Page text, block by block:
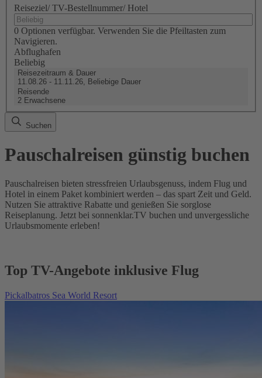
Reiseziel/ TV-Bestellnummer/ Hotel
0 Optionen verfügbar. Verwenden Sie die Pfeiltasten zum
Navigieren.
Abflughafen
Beliebig
Reisezeitraum & Dauer
11.08.26 - 11.11.26, Beliebige Dauer
Reisende
2 Erwachsene
Suchen
Pauschalreisen günstig buchen
Pauschalreisen bieten stressfreien Urlaubsgenuss, indem Flug und
Hotel in einem Paket kombiniert werden – das spart Zeit und Geld.
Nutzen Sie attraktive Rabatte und genießen Sie sorglose
Reiseplanung. Jetzt bei sonnenklar.TV buchen und unvergessliche
Urlaubsmomente erleben!
Top TV-Angebote inklusive Flug
Pickalbatros Sea World Resort